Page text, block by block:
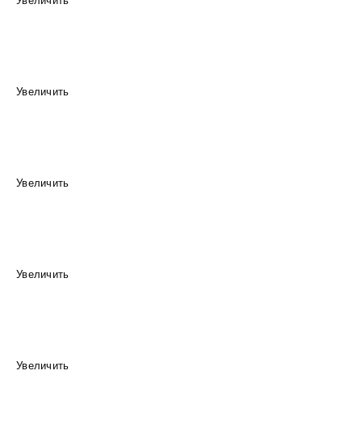
Увеличить
Увеличить
Увеличить
Увеличить